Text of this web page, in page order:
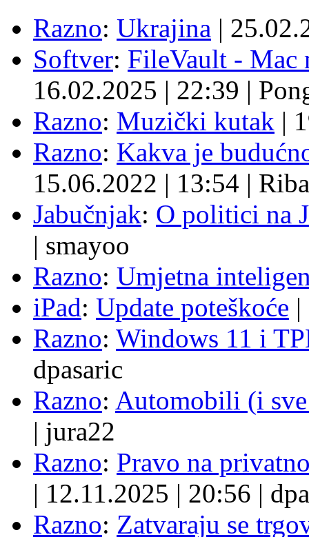
Razno: Ukrajina |
Softver: FileVault - Mac
16.02.2025 | 22:39 |
Razno: Muzički kutak |
Razno: Kakva je
15.06.2022 | 13:54 | Riba
Jabučnjak: O politici na
| smayoo
Razno: Umjetna
iPad: Update poteškoće |
Razno: Windows 11 i
dpasaric
Razno: Automobili (i
| jura22
Razno: Pravo na
| 12.11.2025 | 20:56 |
Razno: Zatvaraju se